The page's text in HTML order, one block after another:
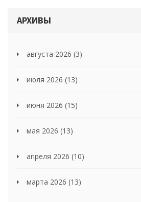
АРХИВЫ
августа 2026 (3)
июля 2026 (13)
июня 2026 (15)
мая 2026 (13)
апреля 2026 (10)
марта 2026 (13)